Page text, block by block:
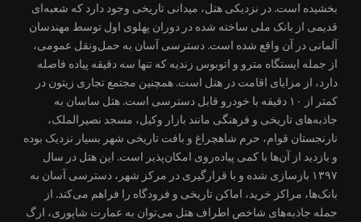
بخشیده است. در نزدیکی هتل، میدانی تاریخی وجود دارد که شعبه‌ای
قدیمی از بانک ملی ساخته شده در دوران پهلوی اول توسط مهندسان
آلمانی در آن واقع شده است. دسترسی آسان به حمل‌ونقل عمومی،
از جمله ایستگاه مترو و اتوبوس زندیه که تنها سه دقیقه پیاده فاصله
دارد، از مزایای اقامت در هتل است. همچنین مجتمع تجاری زیتون در
کمتر از ۱۰ دقیقه با خودرو قابل دسترسی است. هتل ساسان به
جاذبه‌های تاریخی و فرهنگی مانند بازار وکیل، مسجد نصیرالملک،
نارنجستان قوام، حرم شاهچراغ و بافت تاریخی شهر بسیار نزدیک بوده
و بازدید از آن‌ها با کمی پیاده‌روی امکان‌پذیر است. این هتل در سال
۱۳۹۷ بازسازی شده و با قرارگیری در مرکز شهر، دسترسی آسان به
بانک‌ها، مراکز خرید، اماکن تاریخی و فرودگاه را فراهم می‌کند. از
جمله جاذبه‌های شاخص اطراف هتل می‌توان به عمارت شاپوری، ارگ